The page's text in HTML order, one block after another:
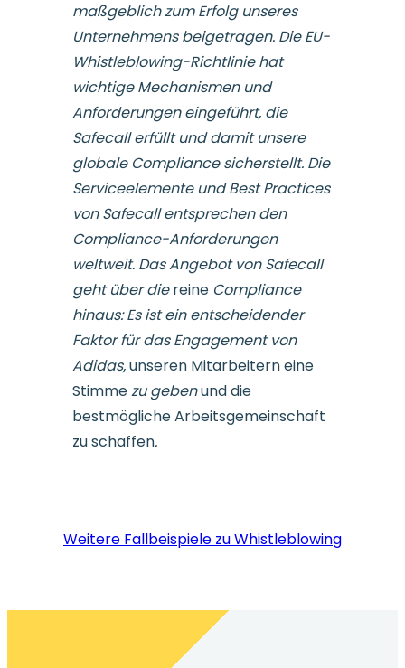
maßgeblich zum Erfolg unseres
Unternehmens beigetragen. Die EU-
Whistleblowing-Richtlinie hat
wichtige Mechanismen und
Anforderungen eingeführt, die
Safecall erfüllt und damit unsere
globale Compliance sicherstellt. Die
Serviceelemente und Best Practices
von Safecall entsprechen den
Compliance-Anforderungen
weltweit. Das Angebot von Safecall
geht über diereine Compliance
hinaus: Es ist ein entscheidender
Faktor für das Engagement von
Adidas,unseren Mitarbeitern eine
Stimmezu gebenund die
bestmögliche Arbeitsgemeinschaft
zu schaffen.
Weitere Fallbeispiele zu Whistleblowing